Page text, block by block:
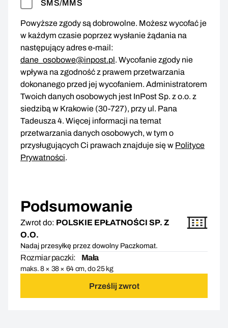
SMS/MMS
Powyższe zgody są dobrowolne. Możesz wycofać je
w każdym czasie poprzez wysłanie żądania na
następujący adres e-mail:
dane_osobowe@inpost.pl. Wycofanie zgody nie
wpływa na zgodność z prawem przetwarzania
dokonanego przed jej wycofaniem. Administratorem
Twoich danych osobowych jest InPost Sp. z o.o. z
siedzibą w Krakowie (30-727), przy ul. Pana
Tadeusza 4. Więcej informacji na temat
przetwarzania danych osobowych, w tym o
przysługujących Ci prawach znajduje się w Polityce
Prywatności.
Podsumowanie
Zwrot do: POLSKIE EPŁATNOŚCI SP. Z
O.O.
Nadaj przesyłkę przez dowolny Paczkomat.
Rozmiar paczki: Mała
maks. 8 × 38 × 64 cm, do 25 kg
Prześlij zwrot